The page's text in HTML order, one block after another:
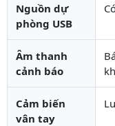
Nguồn dự
phòng USB
Âm thanh
cảnh báo
Cảm biến
vân tay